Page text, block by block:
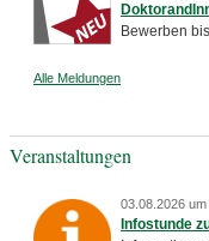
Bewerben
Alle Meldungen
Veranstaltungen
03.08.2026
Infostunde